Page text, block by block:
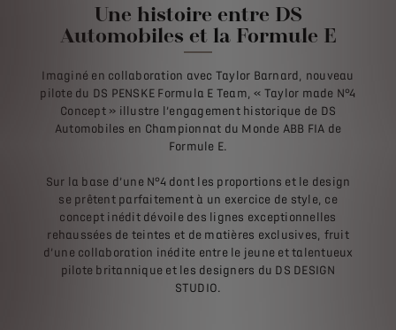
Une histoire entre DS
Automobiles et la Formule E
Imaginé en collaboration avec Taylor Barnard, nouveau
pilote du DS PENSKE Formula E Team, « Taylor made N°4
Concept » illustre l’engagement historique de DS
Automobiles en Championnat du Monde ABB FIA de
Formule E.
Sur la base d’une N°4 dont les proportions et le design
se prêtent parfaitement à un exercice de style, ce
concept inédit dévoile des lignes exceptionnelles
rehaussées de teintes et de matières exclusives, fruit
d’une collaboration inédite entre le jeune et talentueux
pilote britannique et les designers du DS DESIGN
STUDIO.